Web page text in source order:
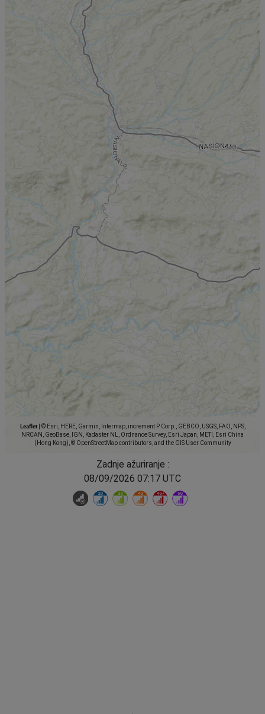
Leaflet
© Esri, HERE, Garmin, Intermap, increment P Corp., GEBCO, USGS, FAO, NPS,
NRCAN, GeoBase, IGN, Kadaster NL, Ordnance Survey, Esri Japan, METI, Esri China
(Hong Kong), © OpenStreetMap contributors, and the GIS User Community
Zadnje ažuriranje :
08/09/2026 07:17 UTC